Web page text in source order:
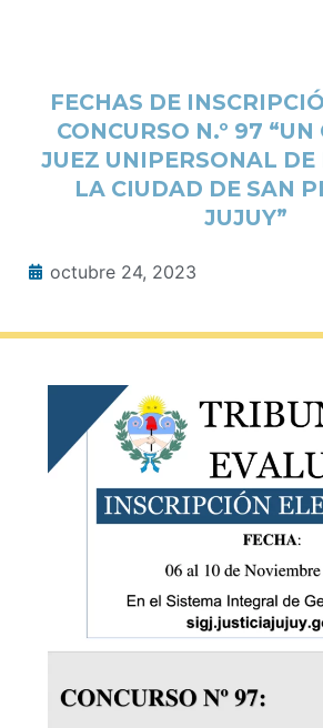
FECHAS DE
CONCURSO N.º 97 “UN
JUEZ UNIPERSONAL
LA CIUDAD DE SAN
JUJUY”
octubre 24, 2023